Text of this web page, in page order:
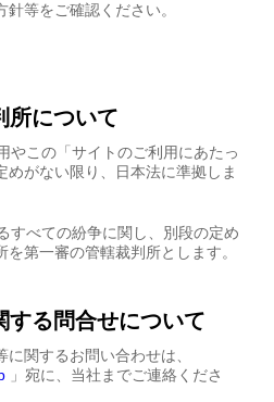
等をご確認ください。
所について
やこの「サイトのご利用にあたっ
めがない限り、日本法に準拠しま
すべての紛争に関し、別段の定め
第一審の管轄裁判所とします。
する問合せについて
関するお問い合わせは、
」宛に、当社までご連絡くださ